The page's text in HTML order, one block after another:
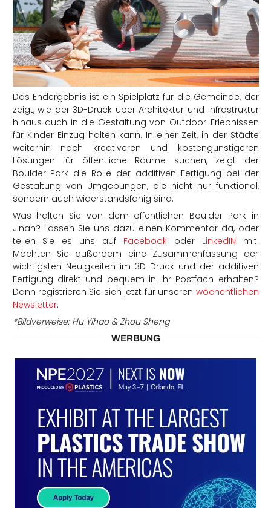
Das Endergebnis ist ein Spielplatz für die Gemeinde, der
zeigt, wie der 3D-Druck über Architektur und Infrastruktur
hinaus auch in die Gestaltung von Outdoor-Erlebnissen
für Kinder Einzug halten kann. In einer Zeit, in der Städte
weiterhin nach kreativeren und kostengünstigeren
Lösungen für öffentliche Räume suchen, zeigt der
Boulder Park die Rolle der additiven Fertigung bei der
Gestaltung von Umgebungen, die nicht nur funktional,
sondern auch widerstandsfähig sind.
Was halten Sie von dem öffentlichen Boulder Park in
Jinan? Lassen Sie uns dazu einen Kommentar da, oder
teilen Sie es uns auf Facebookoder LinkedIN mit.
Möchten Sie außerdem eine Zusammenfassung der
wichtigsten Neuigkeiten im 3D-Druck und der additiven
Fertigung direkt und bequem in Ihr Postfach erhalten?
Dann registrieren Sie sich jetzt für unseren wöchentlichen
Newsletter.
*Bildverweise: Hu Yihao & Zhou Sheng
WERBUNG